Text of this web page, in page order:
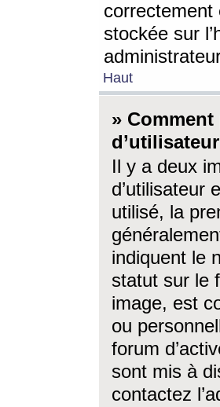
correctement
stockée sur
Haut
»
Il y a deux
d’utilisateur
utilisé, la
indiquent le
statut sur le
image, est
ou
forum
sont mis à
contactez